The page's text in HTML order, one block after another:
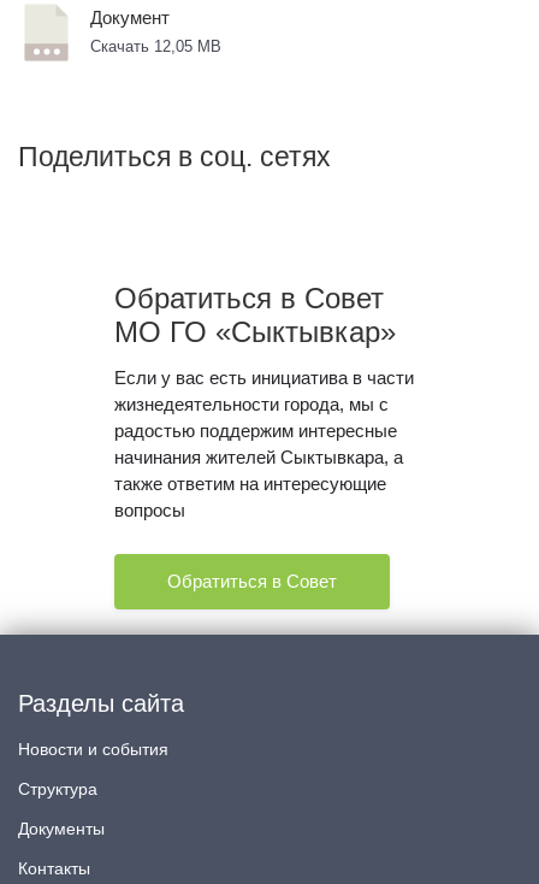
Документ
Скачать 12,05 MB
Поделиться в соц. сетях
Обратиться в Совет
МО ГО «Сыктывкар»
Если у вас есть инициатива в части
жизнедеятельности города, мы с
радостью поддержим интересные
начинания жителей Сыктывкара, а
также ответим на интересующие
вопросы
Обратиться в Совет
Разделы сайта
Новости и события
Структура
Документы
Контакты